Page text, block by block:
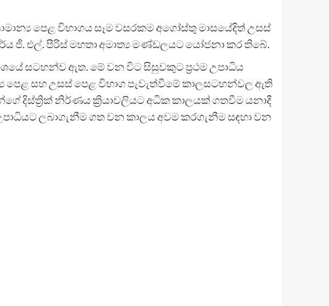
පෙළ විභාගය සෑම වසරකම අගෝස්තු මාසයේදිත් උසස්
ජී. එල්. පීරිස් මහතා අමාත්‍ය මණ්ඩලයට යෝජනා කර තිබේ.
සටහන්ව ඇත. මේ වන විට සිසුවකුට ප්‍රථම උපාධිය
පෙළ සහ උසස් පෙළ විභාග පැවැත්වීමේ කාලසටහන්වල ඇති
දිස්ත්‍රික් නිර්ණය ක්‍රියාවලියට අධික කාලයක් ගතවීම යනාදී
ලබාගැනීම ගත වන කාලය අවම කරගැනීම සඳහා වන